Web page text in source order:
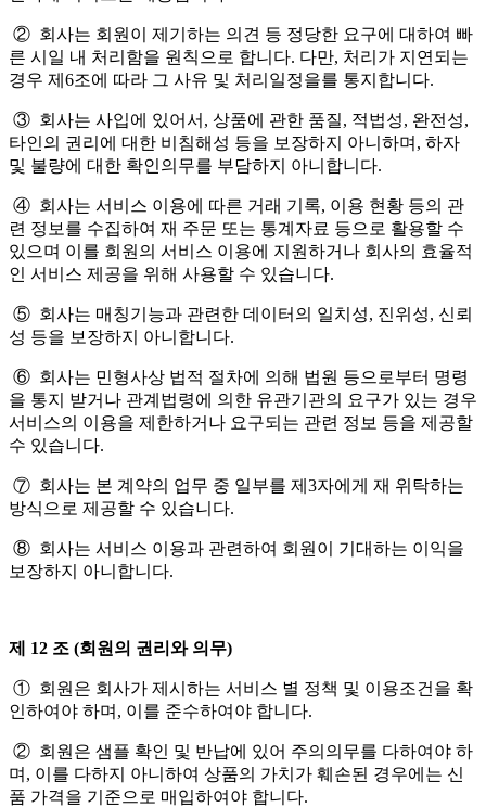
② 회사는 회원이 제기하는 의견 등 정당한 요구에 대하여 빠
른 시일 내 처리함을 원칙으로 합니다. 다만, 처리가 지연되는
경우 제6조에 따라 그 사유 및 처리일정을를 통지합니다.
③ 회사는 사입에 있어서, 상품에 관한 품질, 적법성, 완전성,
타인의 권리에 대한 비침해성 등을 보장하지 아니하며, 하자
및 불량에 대한 확인의무를 부담하지 아니합니다.
④ 회사는 서비스 이용에 따른 거래 기록, 이용 현황 등의 관
련 정보를 수집하여 재 주문 또는 통계자료 등으로 활용할 수
있으며 이를 회원의 서비스 이용에 지원하거나 회사의 효율적
인 서비스 제공을 위해 사용할 수 있습니다.
⑤ 회사는 매칭기능과 관련한 데이터의 일치성, 진위성, 신뢰
성 등을 보장하지 아니합니다.
⑥ 회사는 민형사상 법적 절차에 의해 법원 등으로부터 명령
을 통지 받거나 관계법령에 의한 유관기관의 요구가 있는 경우
서비스의 이용을 제한하거나 요구되는 관련 정보 등을 제공할
수 있습니다.
⑦ 회사는 본 계약의 업무 중 일부를 제3자에게 재 위탁하는
방식으로 제공할 수 있습니다.
⑧ 회사는 서비스 이용과 관련하여 회원이 기대하는 이익을
보장하지 아니합니다.
제 12 조 (회원의 권리와 의무)
① 회원은 회사가 제시하는 서비스 별 정책 및 이용조건을 확
인하여야 하며, 이를 준수하여야 합니다.
② 회원은 샘플 확인 및 반납에 있어 주의의무를 다하여야 하
며, 이를 다하지 아니하여 상품의 가치가 훼손된 경우에는 신
품 가격을 기준으로 매입하여야 합니다.